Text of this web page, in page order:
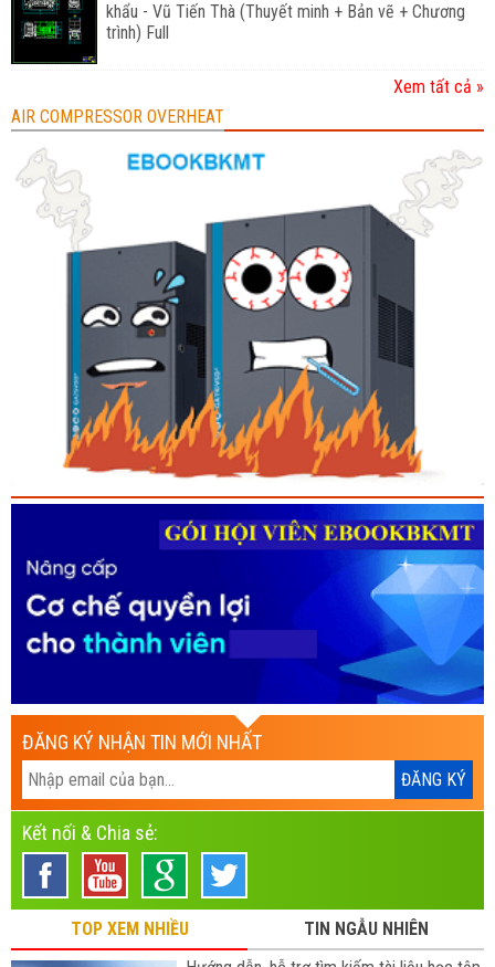
khẩu - Vũ Tiến Thà (Thuyết minh + Bản vẽ + Chương
trình) Full
Xem tất cả »
AIR COMPRESSOR OVERHEAT
ĐĂNG KÝ NHẬN TIN MỚI NHẤT
Kết nối & Chia sẻ:
TOP XEM NHIỀU
TIN NGẪU NHIÊN